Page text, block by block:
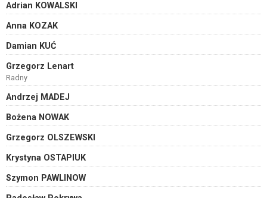
Adrian KOWALSKI
Anna KOZAK
Damian KUĆ
Grzegorz Lenart
Radny
Andrzej MADEJ
Bożena NOWAK
Grzegorz OLSZEWSKI
Krystyna OSTAPIUK
Szymon PAWLINOW